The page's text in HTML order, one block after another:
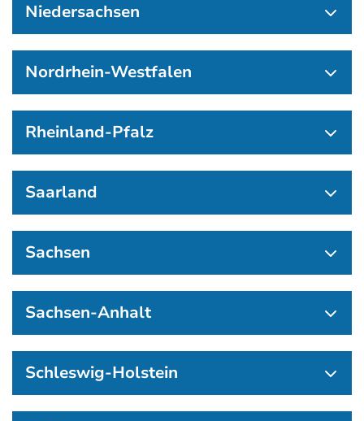
Niedersachsen
Nordrhein-Westfalen
Rheinland-Pfalz
Saarland
Sachsen
Sachsen-Anhalt
Schleswig-Holstein